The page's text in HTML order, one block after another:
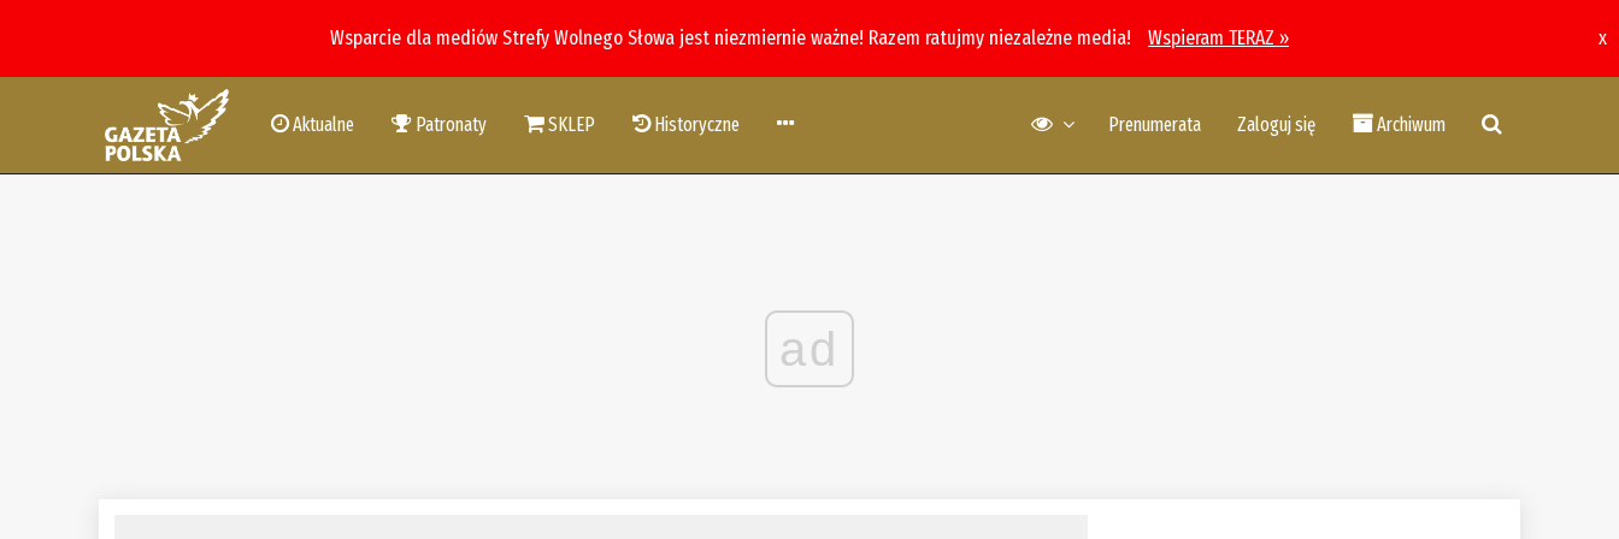
Wsparcie dla mediów Strefy Wolnego Słowa jest niezmiernie ważne! Razem ratujmy niezależne media! Wspieram TERAZ » x
Aktualne Patronaty SKLEP Historyczne Prenumerata Zaloguj się Archiwum
ad